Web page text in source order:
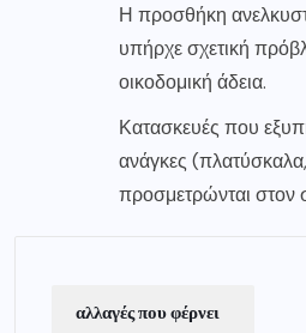
Η προσθήκη
υπήρχε σχετική
οικοδομική άδεια.
Κατασκευές που
ανάγκες
προσμετρώνται στον
αλλαγές που φέρνει